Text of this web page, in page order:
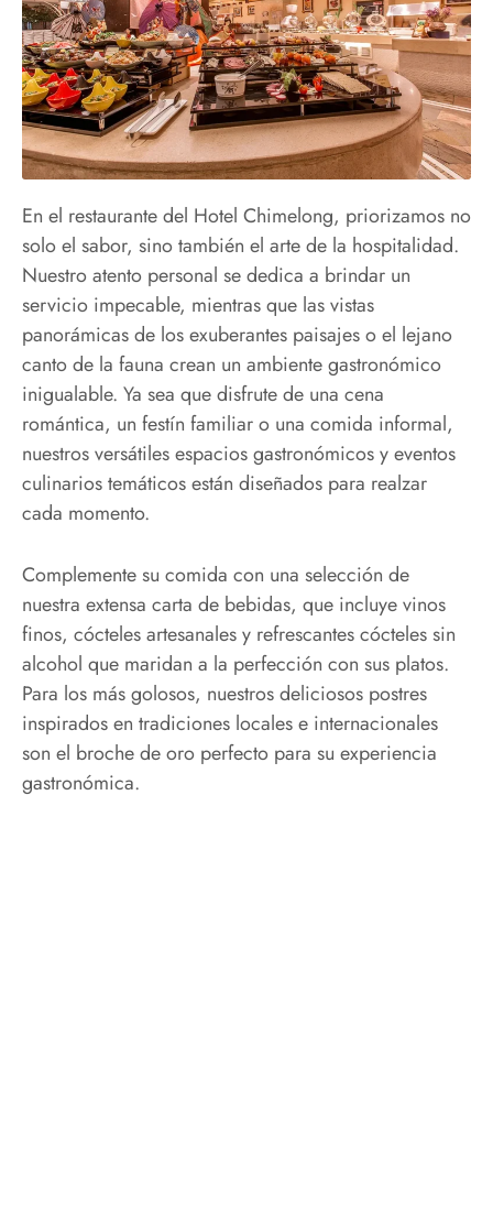
En el restaurante del Hotel Chimelong, priorizamos no
solo el sabor, sino también el arte de la hospitalidad.
Nuestro atento personal se dedica a brindar un
servicio impecable, mientras que las vistas
panorámicas de los exuberantes paisajes o el lejano
canto de la fauna crean un ambiente gastronómico
inigualable. Ya sea que disfrute de una cena
romántica, un festín familiar o una comida informal,
nuestros versátiles espacios gastronómicos y eventos
culinarios temáticos están diseñados para realzar
cada momento.
Complemente su comida con una selección de
nuestra extensa carta de bebidas, que incluye vinos
finos, cócteles artesanales y refrescantes cócteles sin
alcohol que maridan a la perfección con sus platos.
Para los más golosos, nuestros deliciosos postres
inspirados en tradiciones locales e internacionales
son el broche de oro perfecto para su experiencia
gastronómica.